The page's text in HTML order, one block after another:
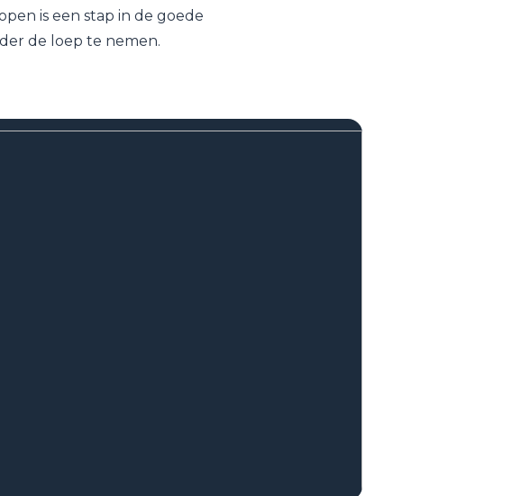
is een stap in de goede
de loep te nemen.